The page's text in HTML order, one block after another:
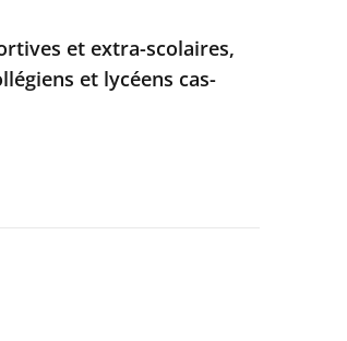
et extra-scolaires,
et lycéens cas-